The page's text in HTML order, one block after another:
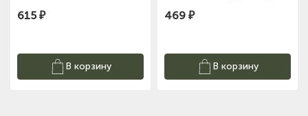
Nippon Nippers
615 ₽
В корзину
469 ₽
В корзину